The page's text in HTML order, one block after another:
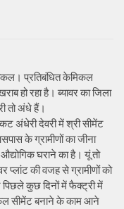
प्रतिबंधित केमिकल
हो रहा है। ब्यावर का जिला
तो अंधे हैं।
अंधेरी देवरी में श्री सीमेंट
के ग्रामीणों का जीना
घराने का है। यूं तो
प्लांट की वजह से ग्रामीणों को
पिछले कुछ दिनों में फैक्ट्री में
सीमेंट बनाने के काम आने